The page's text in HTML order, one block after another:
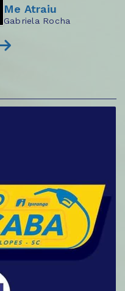
Me Atraiu
Gabriela Rocha